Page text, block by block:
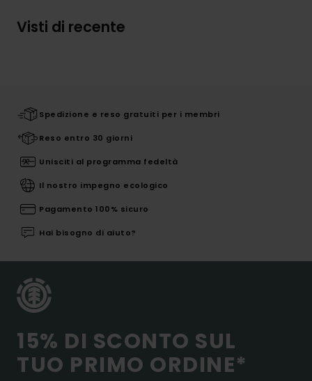
Visti di recente
Spedizione e reso gratuiti per i membri
Reso entro 30 giorni
Unisciti al programma fedeltà
Il nostro impegno ecologico
Pagamento 100% sicuro
Hai bisogno di aiuto?
15% DI SCONTO SUL
TUO PRIMO ORDINE*